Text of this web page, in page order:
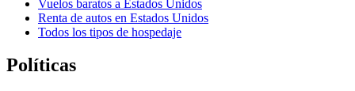
Vuelos baratos a Estados Unidos
Renta de autos en Estados Unidos
Todos los tipos de hospedaje
Políticas